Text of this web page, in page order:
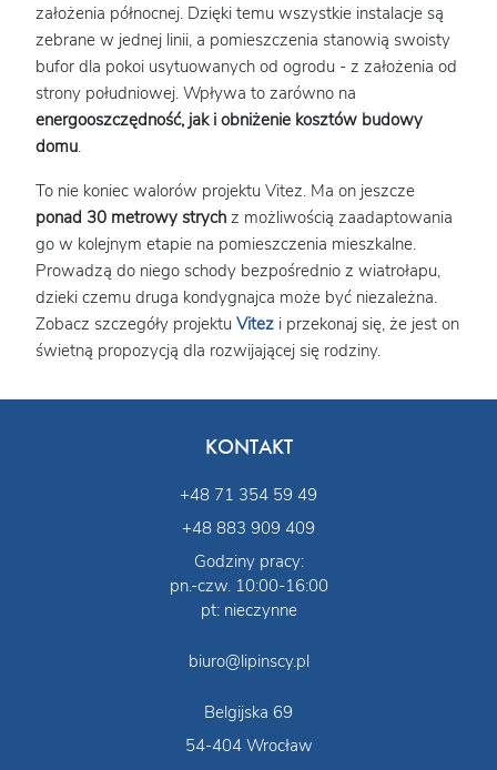
założenia północnej. Dzięki temu wszystkie instalacje są
zebrane w jednej linii, a pomieszczenia stanowią swoisty
bufor dla pokoi usytuowanych od ogrodu - z założenia od
strony południowej. Wpływa to zarówno na
energooszczędność, jak i obniżenie kosztów budowy
domu.
To nie koniec walorów projektu Vitez. Ma on jeszcze
ponad 30 metrowy strych z możliwością zaadaptowania
go w kolejnym etapie na pomieszczenia mieszkalne.
Prowadzą do niego schody bezpośrednio z wiatrołapu,
dzieki czemu druga kondygnajca może być niezależna.
Zobacz szczegóły projektu Vitez i przekonaj się, że jest on
świetną propozycją dla rozwijającej się rodziny.
KONTAKT
+48 71 354 59 49
+48 883 909 409
Godziny pracy:
pn.-czw. 10:00-16:00
pt: nieczynne
biuro@lipinscy.pl
Belgijska 69
54-404 Wrocław